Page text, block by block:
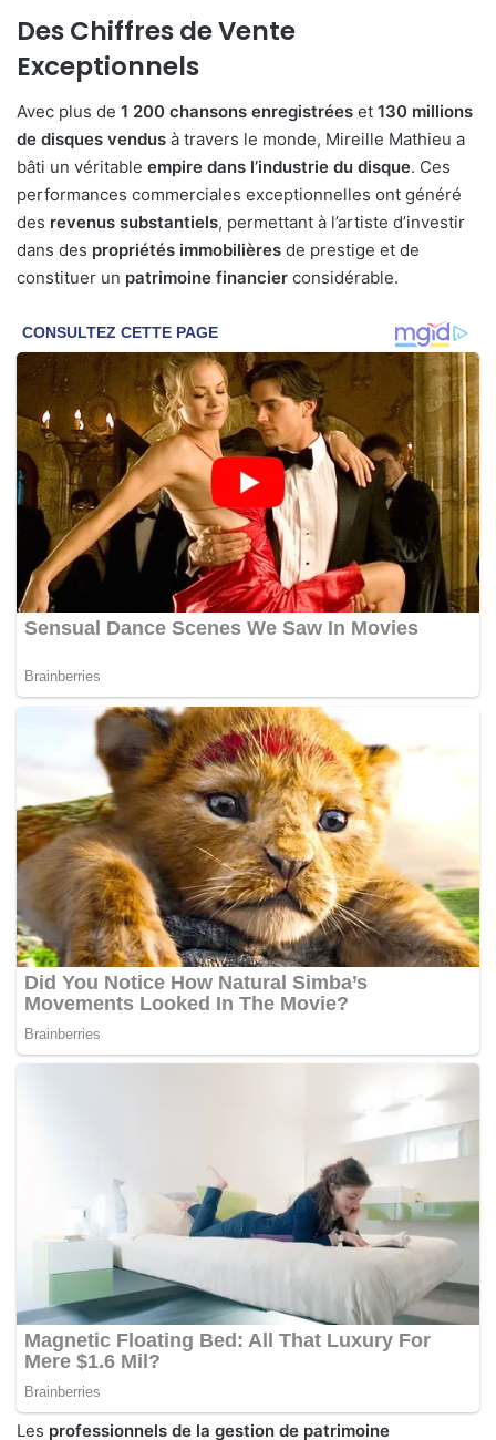
Des Chiffres de Vente
Exceptionnels
Avec plus de 1 200 chansons enregistrées et 130 millions
de disques vendus à travers le monde, Mireille Mathieu a
bâti un véritable empire dans l’industrie du disque. Ces
performances commerciales exceptionnelles ont généré
des revenus substantiels, permettant à l’artiste d’investir
dans des propriétés immobilières de prestige et de
constituer un patrimoine financier considérable.
Les professionnels de la gestion de patrimoine